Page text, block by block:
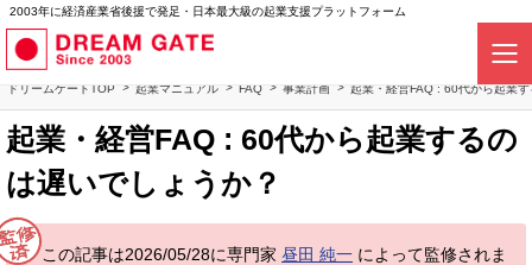
2003年に経済産業省後援で発足・日本最大級の起業支援プラットフォーム
ドリームゲートTOP 起業マニュアル FAQ 事業計画 起業・経営FAQ : 60代から起業
起業・経営FAQ : 60代から起業するの
は遅いでしょうか？
この記事は2026/05/28に専門家 昼田 純一 によって監修されま